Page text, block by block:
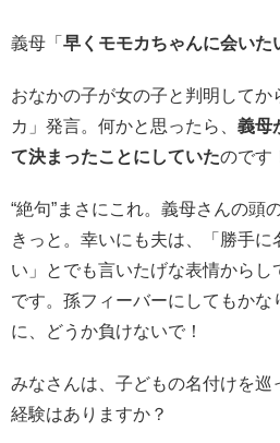
義母「 早くモモカちゃんに会いた
おなかの子が女の子と判明してか
カ」発言。何かと思ったら、 義母
て決まったことにしていたのです
“絶句”まさにこれ。義母さんの頭
きっと。幸いにも夫は、「勝手に
い」とでも言いたげな表情からし
です。孫フィーバーにしてもかな
に、どうか負けないで！
みなさんは、子どもの名付けを巡
経験はありますか？